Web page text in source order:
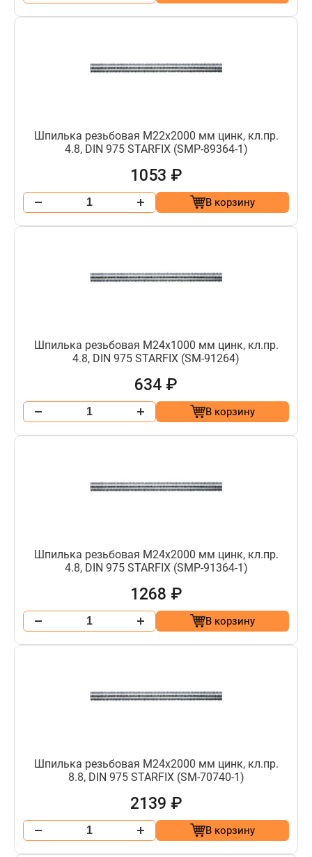
Шпилька резьбовая М22х2000 мм цинк, кл.пр.
4.8, DIN 975 STARFIX (SMP-89364-1)
1053 ₽
В корзину
Шпилька резьбовая М24х1000 мм цинк, кл.пр.
4.8, DIN 975 STARFIX (SM-91264)
634 ₽
В корзину
Шпилька резьбовая М24х2000 мм цинк, кл.пр.
4.8, DIN 975 STARFIX (SMP-91364-1)
1268 ₽
В корзину
Шпилька резьбовая М24х2000 мм цинк, кл.пр.
8.8, DIN 975 STARFIX (SM-70740-1)
2139 ₽
В корзину